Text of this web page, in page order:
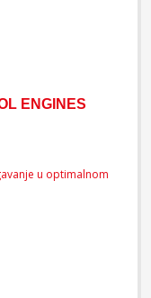
ENGINES
u optimalnom